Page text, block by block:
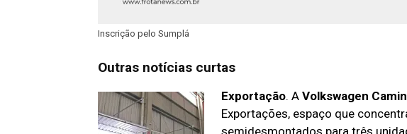
Inscrição pelo Sumplá
Outras notícias curtas
Exportação. A Volkswagen
Exportações, espaço que
semidesmontados para três